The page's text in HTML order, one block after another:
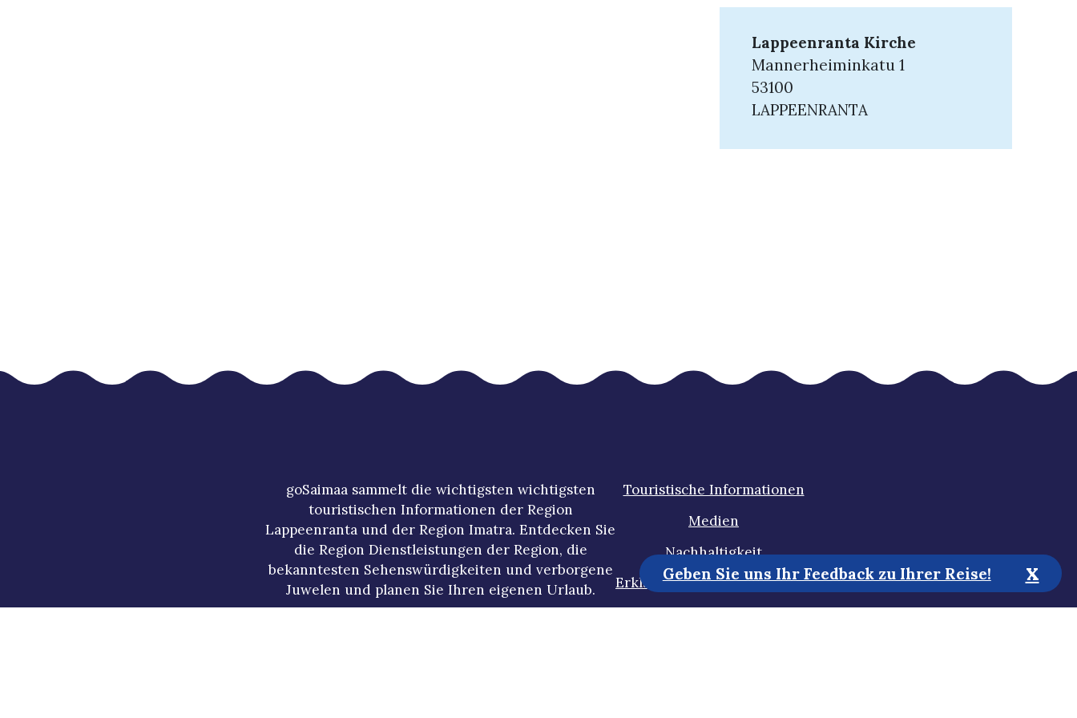
Lappeenranta Kirche
Mannerheiminkatu 1
53100
LAPPEENRANTA
goSaimaa sammelt die wichtigsten wichtigsten
touristischen Informationen der Region
Lappeenranta und der Region Imatra. Entdecken Sie
die Region Dienstleistungen der Region, die
bekanntesten Sehenswürdigkeiten und verborgene
Juwelen und planen Sie Ihren eigenen Urlaub.
Touristische Informationen
Medien
Nachhaltigkeit
Erklärung zur Zugänglichkeit
Geben Sie uns Ihr Feedback zu Ihrer Reise! x